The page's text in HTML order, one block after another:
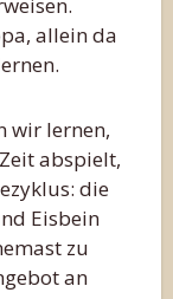
allein da
wir lernen,
abspielt,
die
Eisbein
zu
an